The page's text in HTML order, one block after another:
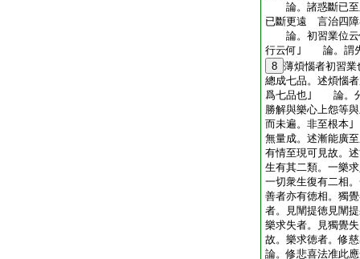
論。諸惑斷已至
已斷更遠 言治四障
論。初習業位云
行云何｣ 論。謂先
8 薄煩惱者初習
總成七品。述煩惱
爲七品也｣ 論。分
勝解與樂心上怨等
而未遍。非至根
無量成。述漸能
有情至現可見故。
生有其二類。一樂
一切衆生復有二相
善者亦有徳相。獨
者。見闡提徳見闡
樂求失者。見獨覺
故。樂求徳者。修
論。修悲喜法准此